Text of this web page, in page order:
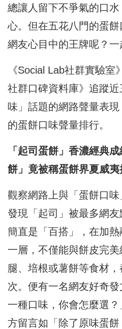
總讓人留下不爭氣的口
心。但在五花八門的蛋
網友心目中的王牌呢？一
《Social Lab社群實驗
社群口碑資料庫》追蹤
味」話題的網路聲量表
的蛋餅口味聲量排行。
「起司蛋餅」香濃經典
餅」竟被稱蛋餅界夏威夷
觀察網路上與「蛋餅口味
發現「起司」被最多網
簡直是「百搭」，在加
一層，不僅能與餅皮完
腿、培根或薯餅等食材
次。便有一名網友好奇
一種口味，你會怎麼選
方留言如「除了原味蛋